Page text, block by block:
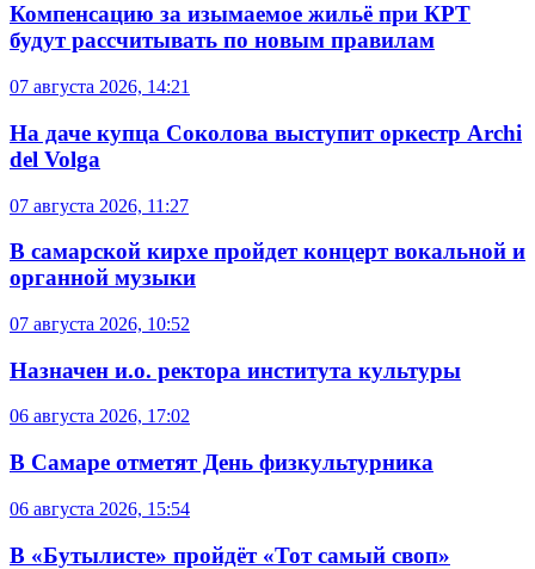
Компенсацию за изымаемое жильё при КРТ
будут рассчитывать по новым правилам
07 августа 2026, 14:21
На даче купца Соколова выступит оркестр Archi
del Volga
07 августа 2026, 11:27
В самарской кирхе пройдет концерт вокальной и
органной музыки
07 августа 2026, 10:52
Назначен и.о. ректора института культуры
06 августа 2026, 17:02
В Самаре отметят День физкультурника
06 августа 2026, 15:54
В «Бутылисте» пройдёт «Тот самый своп»